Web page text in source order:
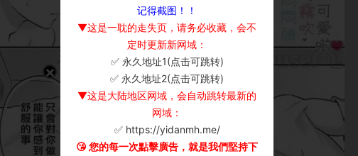
记得截图！！
▼这是一耽的走失页，请务必收藏，会不
定时更新新网域：
✅ 永久地址1(点击可跳转)
✅ 永久地址2(点击可跳转)
▼这是大陆地区网域，会自动跳转最新的
网域：
✅ https://yidanmh.me/
😘 您的每一次點擊廣告，就是我們堅持下
×